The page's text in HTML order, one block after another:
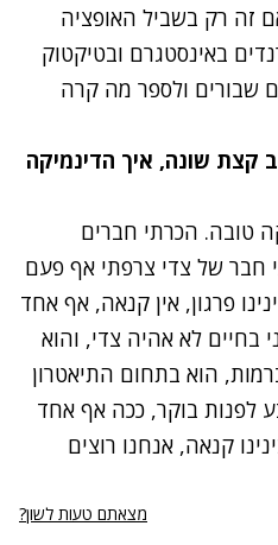
זה רק בשביל האופציה
באינסטגרם ובטיקטוק
שבורים ולספר מה קרה
קצת שונה, איך הדינמיקה
טובה. הכרתי חברים
חבר של צדי צרפתי אף פעם
פרגון, אין קנאה, אף אחד
לא אהיה צדי, והוא
הוא בתחום התיאטרון
לפנות בוקר, ככה אף אחד
קנאה, אנחנו רוצים
מצאתם טעות לשון?